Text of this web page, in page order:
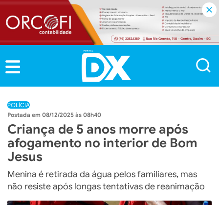
POLÍCIA
08/12/2025 às 08h40
Criança de 5 anos morre após
afogamento no interior de Bom
Jesus
Menina é retirada da água pelos familiares, mas
não resiste após longas tentativas de reanimação